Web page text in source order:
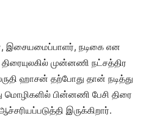
இசையமைப்பாளர், நடிகை என
முன்னணி நட்சத்திர
ஹாசன் தற்போது தான் நடித்து
மொழிகளில் பின்னணி பேசி திரை
இருக்கிறார்.